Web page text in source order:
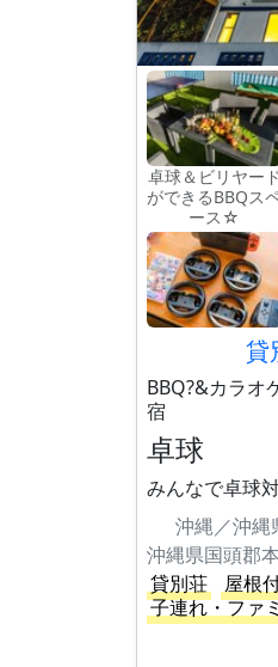
卓球＆ビリヤード
ができるBBQス
ース☆
貸
BBQ?&カラオ
宿
卓球
みんなで卓球
沖縄／沖縄
沖縄県国頭郡
貸別荘
屋根
子連れ・ファ